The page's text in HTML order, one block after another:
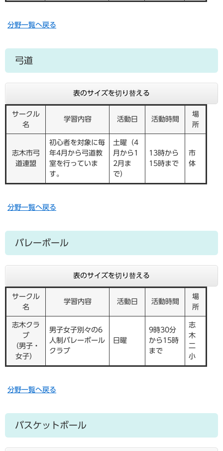
分野一覧へ戻る
弓道
表のサイズを切り替える
サークル
名
学習内容 活動日 活動時間
場
所
志木市弓
道連盟
初心者を対象に毎
年4月から弓道教
室を行っていま
す。
土曜（4
月から1
2月ま
で）
13時から
15時まで
市
体
分野一覧へ戻る
バレーボール
表のサイズを切り替える
サークル
名
学習内容 活動日 活動時間
場
所
志木クラ
ブ
（男子・
女子）
男子女子別々の6
人制バレーボール
クラブ
日曜
9時30分
から15時
まで
志
木
二
小
分野一覧へ戻る
バスケットボール